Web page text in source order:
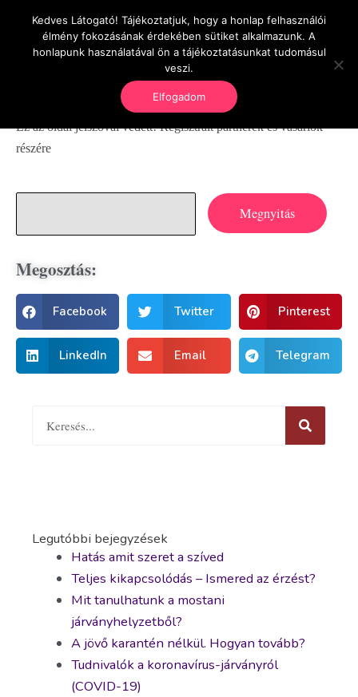
OnlineSeedsMan
Üzlet és szabadság
Ez az oldal jelszóval védett! Regisztrált partnerek és vásárlók
részére
Megosztás:
Facebook Twitter Pinterest
LinkedIn Email Telegram
Legutóbbi bejegyzések
Hatás amit szeret a szíved
Teljes kikapcsolódás – Ismered az érzést?
Mit tanulhatunk a mostani
járványhelyzetből?
A jövő karantén nélkül. Hogyan tovább?
Tudnivalók a koronavírus-járványról
(COVID-19)
Kedves Látogató! Tájékoztatjuk, hogy a honlap felhasználói
élmény fokozásának érdekében sütiket alkalmazunk. A
honlapunk használatával ön a tájékoztatásunkat tudomásul
veszi.
Elfogadom